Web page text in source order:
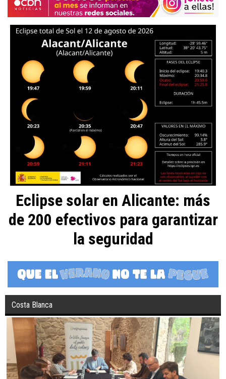
Eclipse solar en Alicante: más
de 200 efectivos para garantizar
la seguridad
Costa Blanca